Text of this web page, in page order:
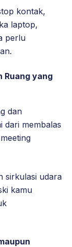
kontak,
laptop,
perlu
Ruang yang
dan
dari membalas
sirkulasi udara
kamu